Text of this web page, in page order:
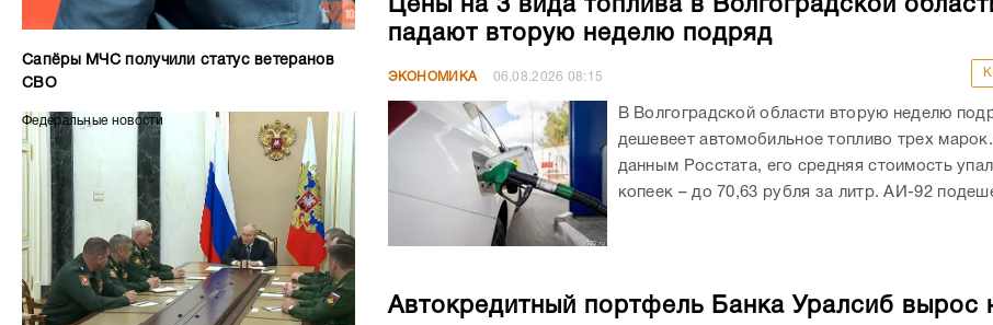
Сапёры МЧС получили статус ветеранов
СВО
Федеральные новости
Цены на 3 вида топлива в Волгоградской
падают вторую неделю подряд
ЭКОНОМИКА 06.08.2026 08:15
В Волгоградской области вторую неделю
дешевеет автомобильное топливо трех
данным Росстата, его средняя стоимость
копеек – до 70,63 рубля за литр. АИ-92
Автокредитный портфель Банка Уралсиб вырос